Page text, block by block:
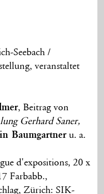
Seebach /
veranstaltet
, Beitrag von
Gerhard Saner,
Baumgartneru. a.
d'expositions, 20 x
Farbabb.,
Zürich: SIK-